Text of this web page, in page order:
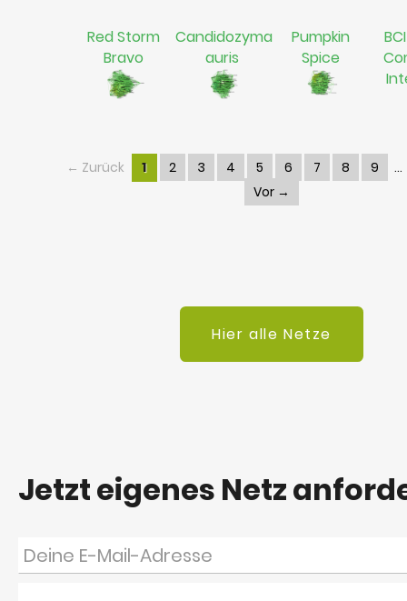
Red Storm
Bravo
Candidozyma
auris
Pumpkin
Spice
← Zurück 1 2 3 4 5 6 7 8
9
Vor →
Hier alle Netze
Jetzt eigenes Netz